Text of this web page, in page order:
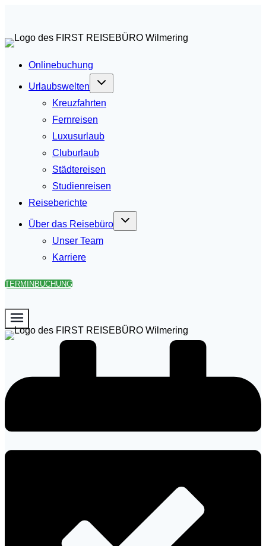
springen
Onlinebuchung
Urlaubswelten
Kreuzfahrten
Fernreisen
Luxusurlaub
Cluburlaub
Städtereisen
Studienreisen
Reiseberichte
Über das Reisebüro
Unser Team
Karriere
TERMINBUCHUNG